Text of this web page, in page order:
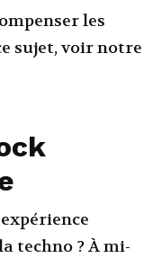
les
sujet, voir notre
techno ? À mi-